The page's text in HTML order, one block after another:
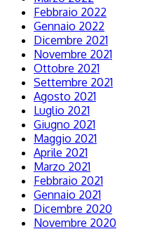
Febbraio 2022
Gennaio 2022
Dicembre 2021
Novembre 2021
Ottobre 2021
Settembre 2021
Agosto 2021
Luglio 2021
Giugno 2021
Maggio 2021
Aprile 2021
Marzo 2021
Febbraio 2021
Gennaio 2021
Dicembre 2020
Novembre 2020